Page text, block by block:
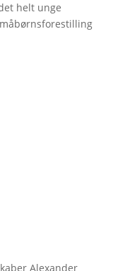
helt unge
Alexander